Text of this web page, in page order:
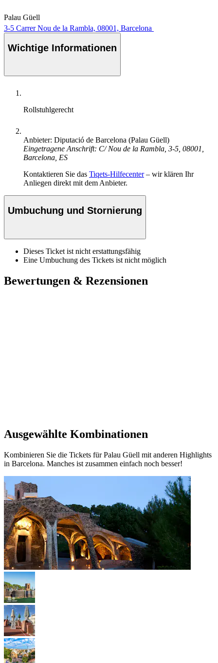
Palau Güell
3-5 Carrer Nou de la Rambla, 08001, Barcelona
Wichtige Informationen
Rollstuhlgerecht
Anbieter: Diputació de Barcelona (Palau Güell)
Eingetragene Anschrift: C/ Nou de la Rambla, 3-5, 08001,
Barcelona, ES
Kontaktieren Sie das Tiqets-Hilfecenter– wir klären Ihr
Anliegen direkt mit dem Anbieter.
Umbuchung und Stornierung
Dieses Ticket ist nicht erstattungsfähig
Eine Umbuchung des Tickets ist nicht möglich
Bewertungen & Rezensionen
Ausgewählte Kombinationen
Kombinieren Sie die Tickets für Palau Güell mit anderen Highlights
in Barcelona. Manches ist zusammen einfach noch besser!